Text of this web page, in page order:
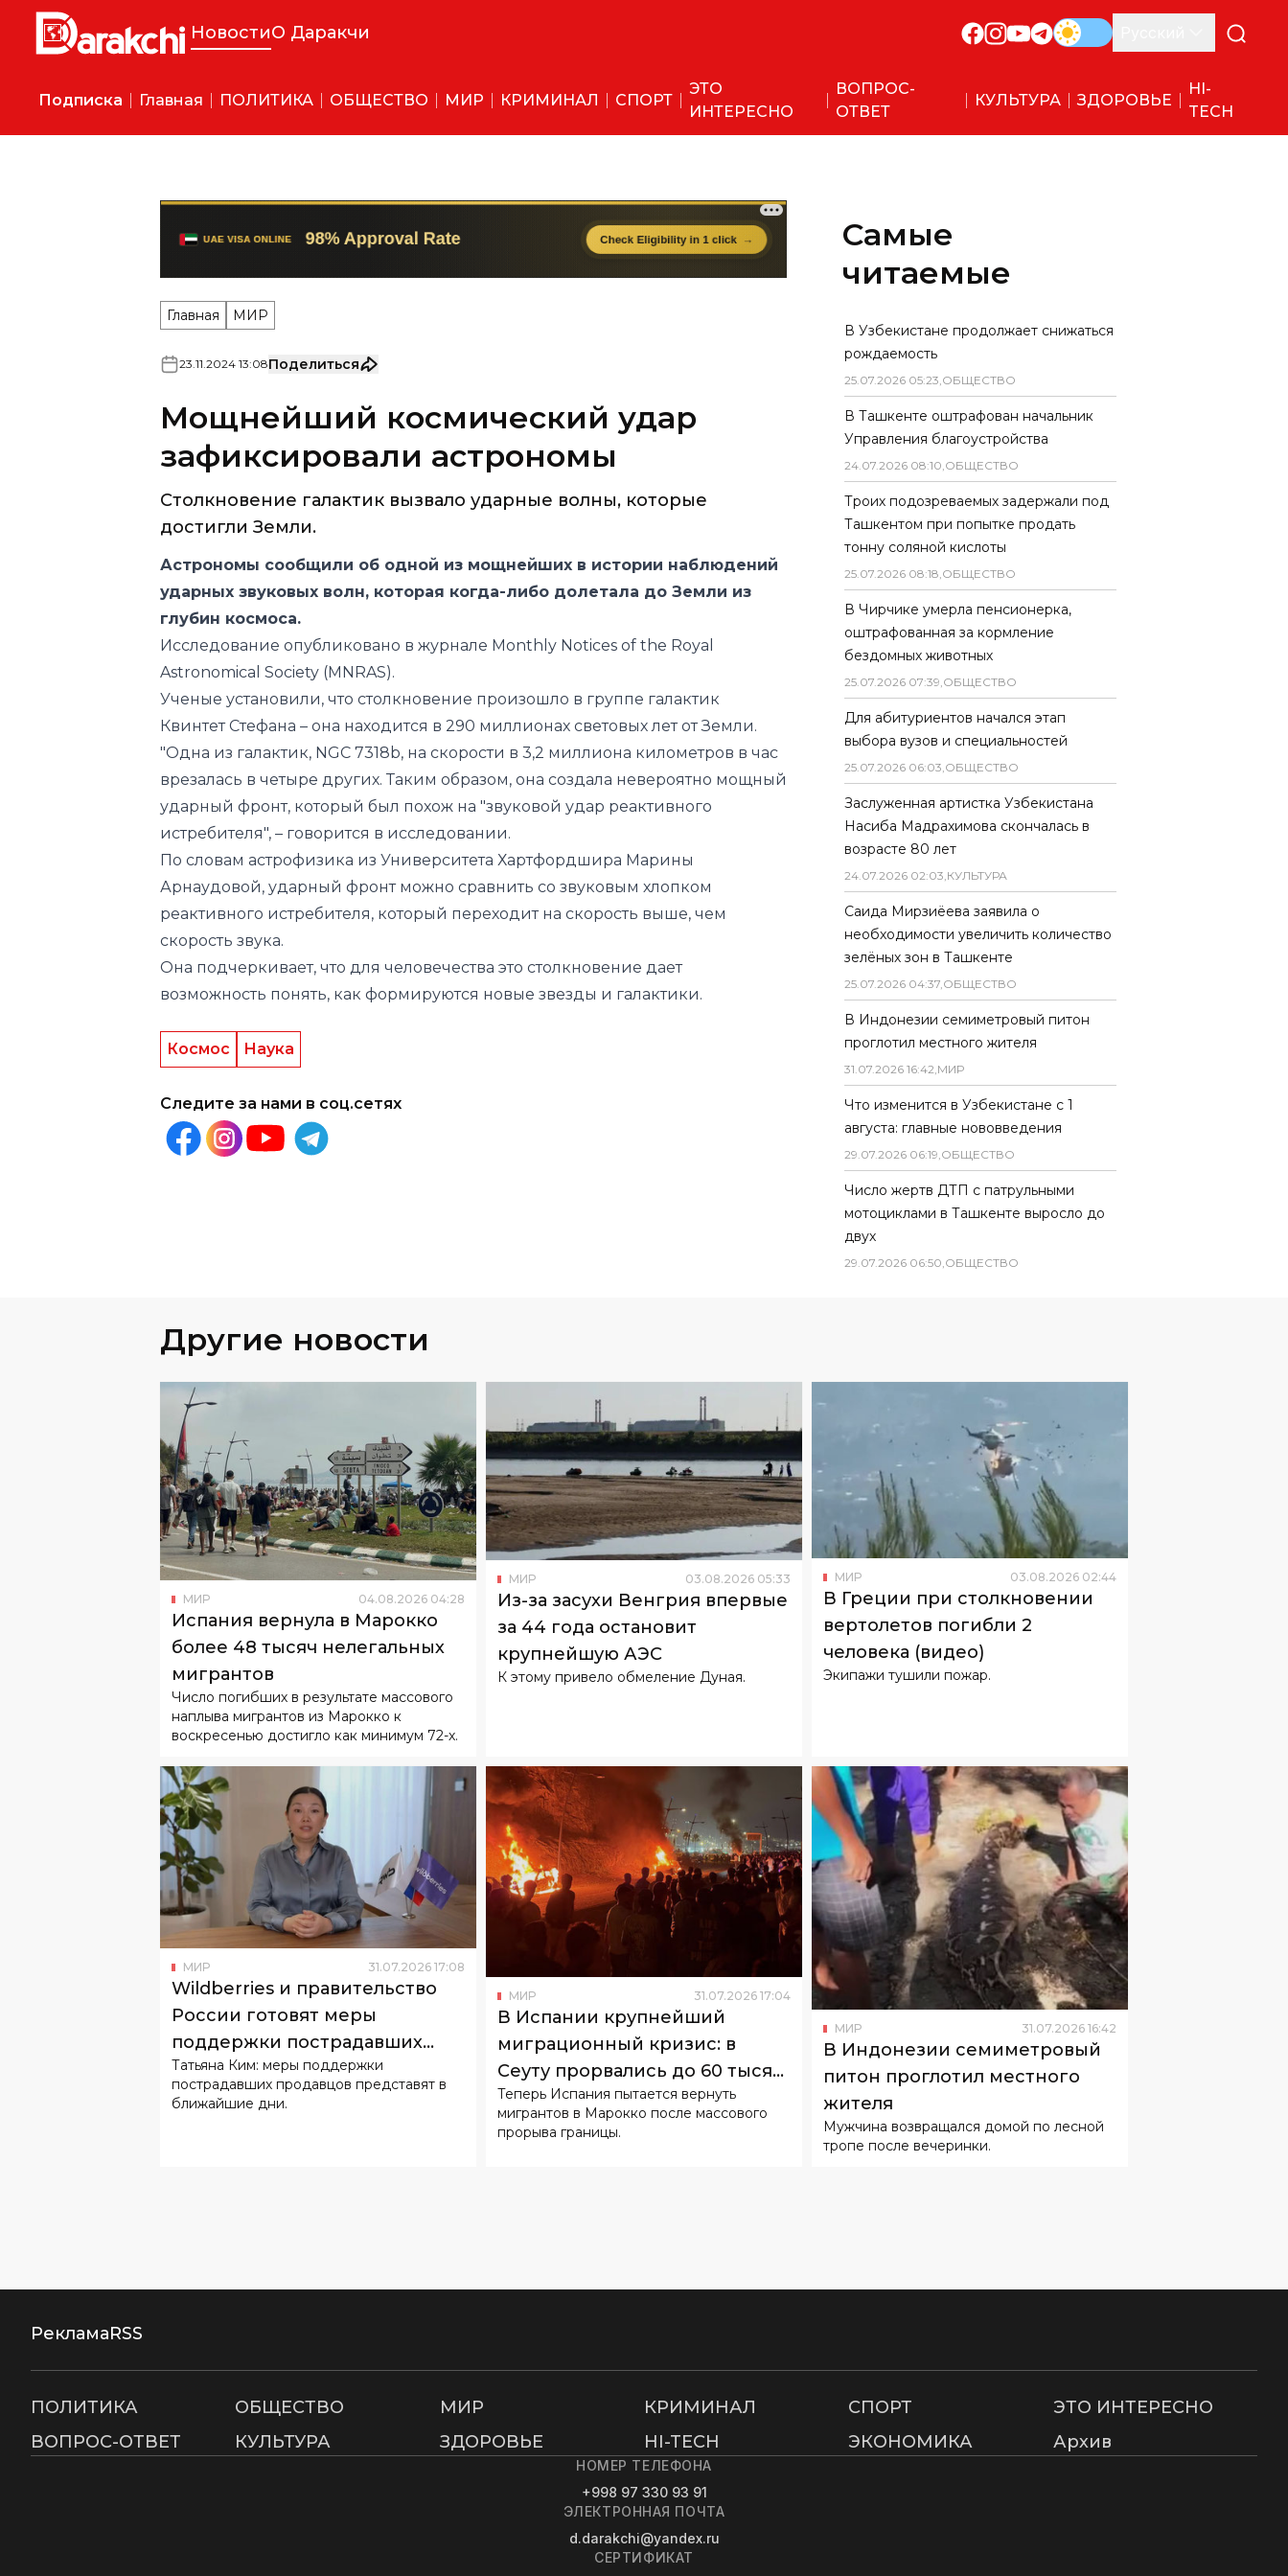
НовостиО Даракчи
Подписка Главная ПОЛИТИКА ОБЩЕСТВО МИР КРИМИНАЛ СПОРТ
ЭТО
ИНТЕРЕСНО
ВОПРОС-
ОТВЕТ
КУЛЬТУРА ЗДОРОВЬЕ
HI-
TECH
Главная МИР
Мощнейший космический удар
зафиксировали астрономы
Столкновение галактик вызвало ударные волны, которые
достигли Земли.
ударных звуковых волн, которая когда-либо долетала до Земли из
глубин космоса.
Исследование опубликовано в журнале Monthly Notices of the Royal
Astronomical Society (MNRAS).
Ученые установили, что столкновение произошло в группе галактик
Квинтет Стефана – она находится в 290 миллионах световых лет от Земли.
"Одна из галактик, NGC 7318b, на скорости в 3,2 миллиона километров в час
врезалась в четыре других. Таким образом, она создала невероятно мощный
ударный фронт, который был похож на "звуковой удар реактивного
истребителя", – говорится в исследовании.
По словам астрофизика из Университета Хартфордшира Марины
Арнаудовой, ударный фронт можно сравнить со звуковым хлопком
реактивного истребителя, который переходит на скорость выше, чем
скорость звука.
Она подчеркивает, что для человечества это столкновение дает
возможность понять, как формируются новые звезды и галактики.
Космос Наука
Самые
читаемые
В Узбекистане продолжает снижаться
рождаемость
25.07.2026 05:23,ОБЩЕСТВО
В Ташкенте оштрафован начальник
Управления благоустройства
24.07.2026 08:10,ОБЩЕСТВО
Троих подозреваемых задержали под
Ташкентом при попытке продать
тонну соляной кислоты
25.07.2026 08:18,ОБЩЕСТВО
В Чирчике умерла пенсионерка,
оштрафованная за кормление
бездомных животных
25.07.2026 07:39,ОБЩЕСТВО
Для абитуриентов начался этап
выбора вузов и специальностей
25.07.2026 06:03,ОБЩЕСТВО
Заслуженная артистка Узбекистана
Насиба Мадрахимова скончалась в
возрасте 80 лет
24.07.2026 02:03,КУЛЬТУРА
Саида Мирзиёева заявила о
необходимости увеличить количество
зелёных зон в Ташкенте
25.07.2026 04:37,ОБЩЕСТВО
В Индонезии семиметровый питон
проглотил местного жителя
31.07.2026 16:42,МИР
Что изменится в Узбекистане с 1
августа: главные нововведения
29.07.2026 06:19,ОБЩЕСТВО
Число жертв ДТП с патрульными
мотоциклами в Ташкенте выросло до
двух
29.07.2026 06:50,ОБЩЕСТВО
Другие новости
МИР 04.08.2026 04:28
Испания вернула в Марокко
более 48 тысяч нелегальных
мигрантов
Число погибших в результате массового
наплыва мигрантов из Марокко к
воскресенью достигло как минимум 72-х.
МИР 03.08.2026 05:33
Из-за засухи Венгрия впервые
за 44 года остановит
крупнейшую АЭС
К этому привело обмеление Дуная.
МИР 03.08.2026 02:44
В Греции при столкновении
вертолетов погибли 2
человека (видео)
Экипажи тушили пожар.
МИР 31.07.2026 17:08
Wildberries и правительство
России готовят меры
поддержки пострадавших
продавцов
Татьяна Ким: меры поддержки
пострадавших продавцов представят в
ближайшие дни.
МИР 31.07.2026 17:04
В Испании крупнейший
миграционный кризис: в
Сеуту прорвались до 60 тысяч
человек
Теперь Испания пытается вернуть
мигрантов в Марокко после массового
прорыва границы.
МИР 31.07.2026 16:42
В Индонезии семиметровый
питон проглотил местного
жителя
Мужчина возвращался домой по лесной
тропе после вечеринки.
РекламаRSS
ПОЛИТИКА ОБЩЕСТВО МИР КРИМИНАЛ СПОРТ
ЭТО ИНТЕРЕСНО
ВОПРОС-ОТВЕТ
КУЛЬТУРА ЗДОРОВЬЕ HI-TECH ЭКОНОМИКА Архив
НОМЕР ТЕЛЕФОНА
+998 97 330 93 91
ЭЛЕКТРОННАЯ ПОЧТА
d.darakchi@yandex.ru
СЕРТИФИКАТ